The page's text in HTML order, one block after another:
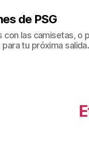
de PSG
las camisetas, o
tu próxima salida.